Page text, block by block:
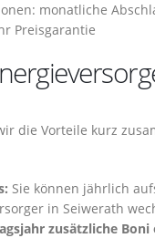
monatliche
Preisgarantie
die Vorteile kurz
Sie können jährlich
in Seiwerath
zusätzliche